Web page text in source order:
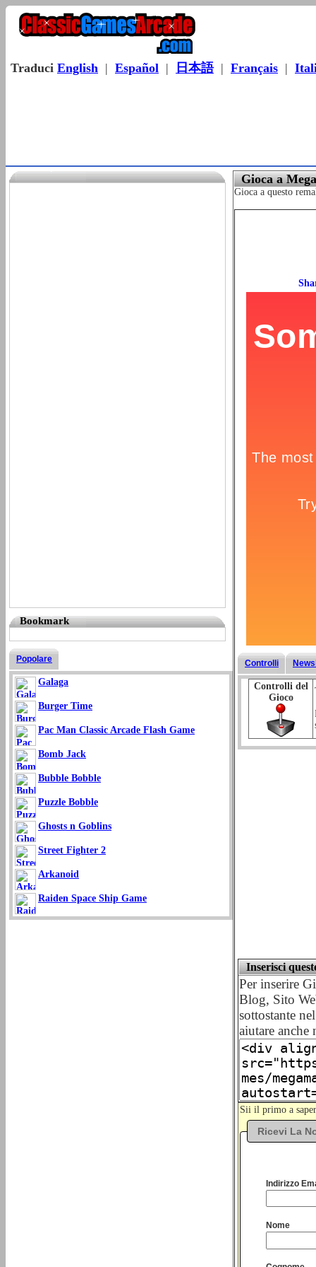
Traduci English | Español | 日本語| Français |
Bookmark
Popolare
Galaga
Burger Time
Pac Man Classic Arcade Flash Game
Bomb Jack
Bubble Bobble
Puzzle Bobble
Ghosts n Goblins
Street Fighter 2
Arkanoid
Raiden Space Ship Game
Gioca a
Gioca a questo
Controlli
Controlli del
Gioco
Inserisci
Per inserire
Blog, Sito
sottostante
aiutare
Sii il primo a
Ricevi La
Indirizzo
Nome